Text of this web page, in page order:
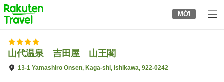
to
top
page
MỚI
山代温泉 吉田屋 山王閣
13-1 Yamashiro Onsen, Kaga-shi, Ishikawa, 922-0242